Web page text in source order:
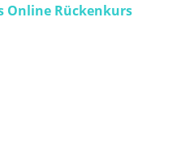
Online Rückenkurs